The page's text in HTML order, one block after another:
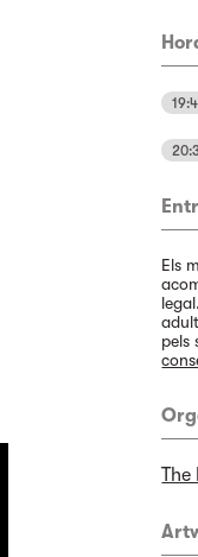
Els
pels
The